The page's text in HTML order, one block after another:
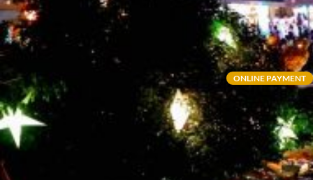
ONLINE PAYMENT